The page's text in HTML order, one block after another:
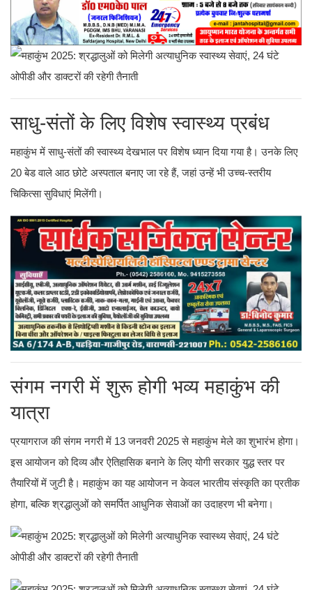
साधु-संतों के लिए विशेष स्वास्थ्य प्रबंध
महाकुंभ में साधु-संतों की स्वास्थ्य देखभाल पर विशेष ध्यान दिया गया है। उनके लिए
20 बेड वाले आठ छोटे अस्पताल बनाए जा रहे हैं, जहां उन्हें भी उच्च-स्तरीय
चिकित्सा सुविधाएं मिलेंगी।
संगम नगरी में शुरू होगी भव्य महाकुंभ की
यात्रा
प्रयागराज की संगम नगरी में 13 जनवरी 2025 से महाकुंभ मेले का शुभारंभ होगा।
इस आयोजन को दिव्य और ऐतिहासिक बनाने के लिए योगी सरकार युद्ध स्तर पर
तैयारियों में जुटी है। महाकुंभ का यह आयोजन न केवल भारतीय संस्कृति का प्रतीक
होगा, बल्कि श्रद्धालुओं को समर्पित आधुनिक सेवाओं का उदाहरण भी बनेगा।